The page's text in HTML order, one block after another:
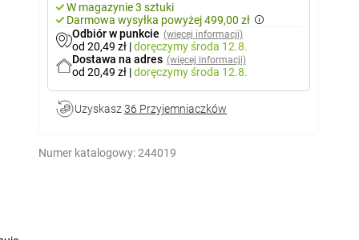
W magazynie 3 sztuki
Darmowa wysyłka powyżej 499,00 zł
Odbiór w punkcie (więcej informacji)
od 20,49 zł |doręczymyśroda 12.8.
Dostawa na adres (więcej informacji)
od 20,49 zł |doręczymyśroda 12.8.
Uzyskasz 36 Przyjemniaczków
Numer katalogowy:244019